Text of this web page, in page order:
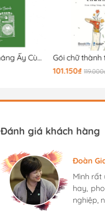
Những Năm Tháng Ấy Cùng Radio (Bìa Màu Xanh)
101.150₫
Đánh giá khách hàng
Hương
Mình rất
hay,
nghiệp,
Đoàn
Mình rất
hay,
nghiệp,
Ngọc
Mình rất
hay,
nghiệp,